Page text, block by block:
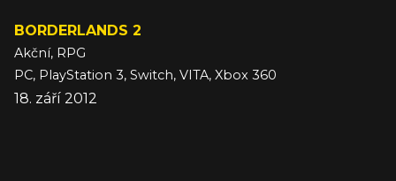
BORDERLANDS 2
Akční, RPG
PC, PlayStation 3, Switch, VITA, Xbox 360
18. září 2012